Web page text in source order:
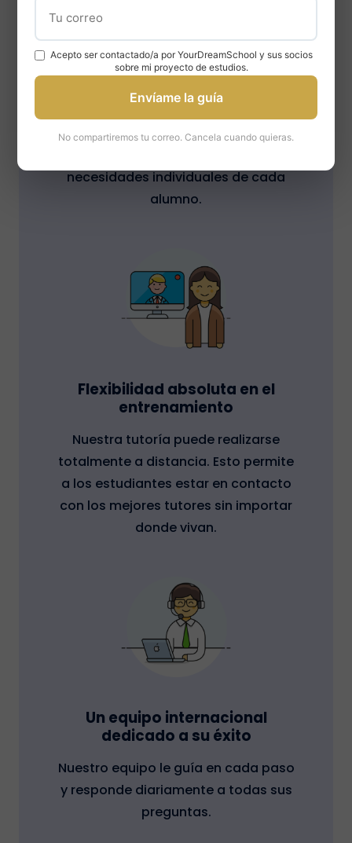
Un método a la medida de
cada alumno
Aunque nuestra trayectoria es
coherente, nuestro método no es
rígido ni formulista. Nuestro
necesidades individuales de cada
alumno.
Flexibilidad absoluta en el
entrenamiento
Nuestra tutoría puede realizarse
totalmente a distancia. Esto permite
a los estudiantes estar en contacto
con los mejores tutores sin importar
donde vivan.
Un equipo internacional
dedicado a su éxito
Nuestro equipo le guía en cada paso
y responde diariamente a todas sus
preguntas.
Acepto ser contactado/a por YourDreamSchool y sus socios
sobre mi proyecto de estudios.
Envíame la guía
No compartiremos tu correo. Cancela cuando quieras.